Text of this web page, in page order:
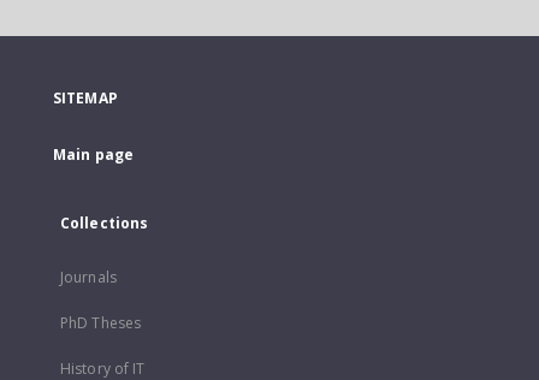
SITEMAP
Main page
Collections
Journals
PhD Theses
History of IT